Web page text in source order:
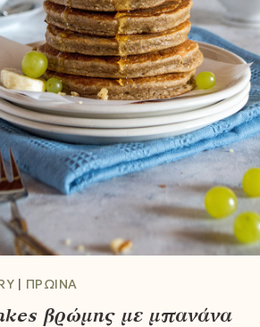
ΠΡΩΙΝΆ
βρώμης με μπανάνα